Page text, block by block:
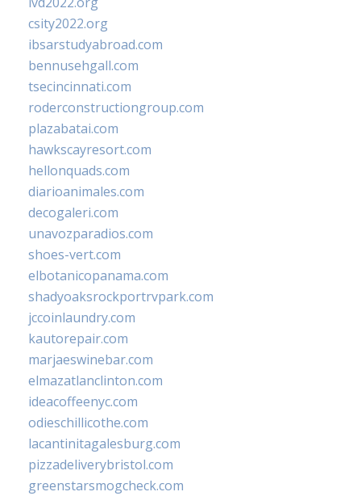
csity2022.org
ibsarstudyabroad.com
bennusehgall.com
tsecincinnati.com
roderconstructiongroup.com
plazabatai.com
hawkscayresort.com
hellonquads.com
diarioanimales.com
decogaleri.com
unavozparadios.com
shoes-vert.com
elbotanicopanama.com
shadyoaksrockportrvpark.com
jccoinlaundry.com
kautorepair.com
marjaeswinebar.com
elmazatlanclinton.com
ideacoffeenyc.com
odieschillicothe.com
lacantinitagalesburg.com
pizzadeliverybristol.com
greenstarsmogcheck.com